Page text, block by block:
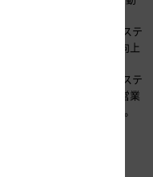
ました。
ためインフラとなる水素ステ
さまのさらなる利便性向上
上を目指し、全国で水素ステ
現在足柄SA（下り）で営業
31日で営業を終了します。